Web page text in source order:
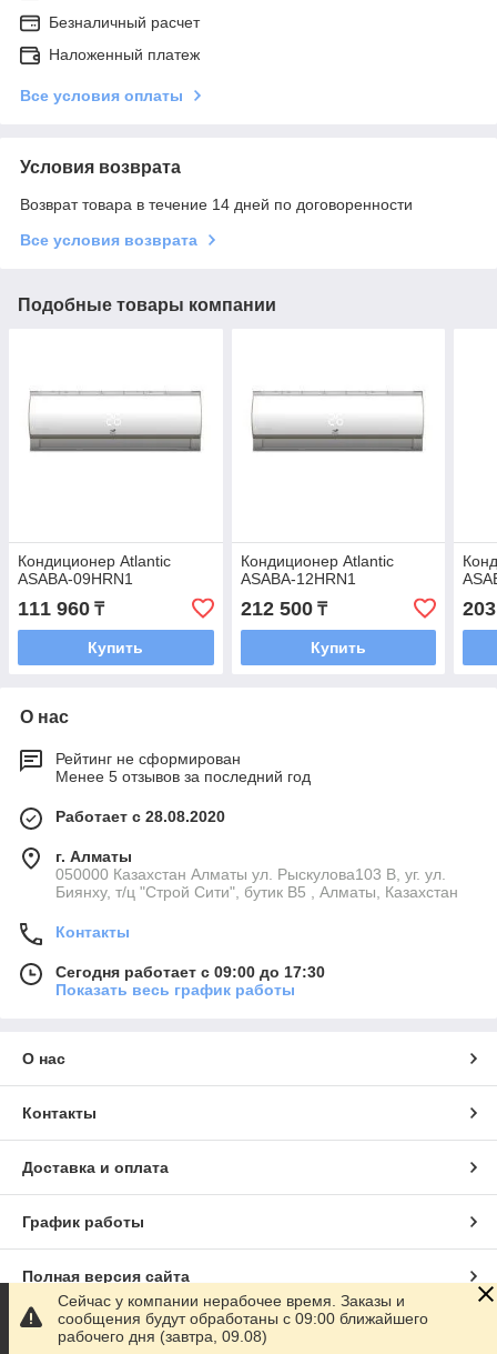
Безналичный расчет
Наложенный платеж
Все условия оплаты
Условия возврата
Возврат товара в течение 14 дней по договоренности
Все условия возврата
Подобные товары компании
Кондиционер Аtlantic
ASABA-09HRN1
111 960 ₸
Купить
Кондиционер Аtlantic
ASABA-12HRN1
212 500₸
Купить
О нас
Рейтинг не сформирован
Менее 5 отзывов за последний год
Работает с 28.08.2020
г. Алматы
050000 Казахстан Алматы ул. Рыскулова103 В, уг. ул.
Биянху, т/ц "Строй Сити", бутик В5 , Алматы, Казахстан
Контакты
Сегодня работает с 09:00 до 17:30
Показать весь график работы
О нас
Контакты
Доставка и оплата
График работы
Полная версия сайта
Сайт создан на маркетплейсеSatu.kz
Сейчас у компании нерабочее время. Заказы и
сообщения будут обработаны с 09:00 ближайшего
рабочего дня (завтра, 09.08)